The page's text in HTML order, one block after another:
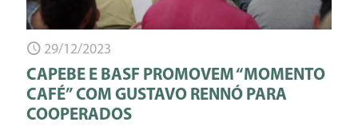
29/12/2023
CAPEBE E BASF PROMOVEM “MOMENTO
CAFÉ” COM GUSTAVO RENNÓ PARA
COOPERADOS